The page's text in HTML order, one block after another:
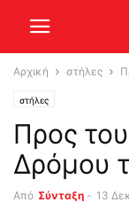
Αρχική στήλες
στήλες
Προς
Δρόμου
Από Σύνταξη - 13